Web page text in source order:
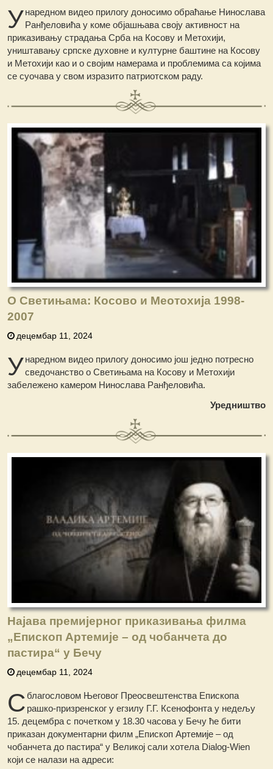
Унаредном видео прилогу доносимо обраћање Нинослава
Ранђеловића у коме објашњава своју активност на
приказивању страдања Срба на Косову и Метохији,
уништавању српске духовне и културне баштине на Косову
и Метохији као и о својим намерама и проблемима са којима
се суочава у свом изразито патриотском раду.
О Светињама: Косово и Меотохија 1998-
2007
децембар 11, 2024
Унаредном видео прилогу доносимо још једно потресно
сведочанство о Светињама на Косову и Метохији
забележено камером Нинослава Ранђеловића.
Уредништво
Најава премијерног приказивања филма
„Епископ Артемије – од чобанчета до
пастира“ у Бечу
децембар 11, 2024
С благословом Његовог Преосвештенства Епископа
рашко-призренског у егзилу Г.Г. Ксенофонта у недељу
15. децембра с почетком у 18.30 часова у Бечу ће бити
приказан документарни филм „Епископ Артемије – од
чобанчета до пастира“ у Великој сали хотела Dialog-Wien
који се налази на адреси: